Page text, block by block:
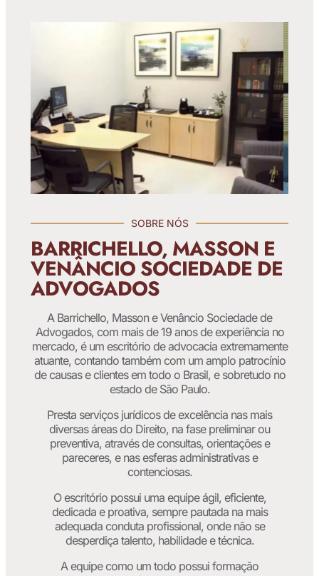
SOBRE NÓS
BARRICHELLO, MASSON E
VENÂNCIO SOCIEDADE DE
ADVOGADOS
A Barrichello, Masson e Venâncio Sociedade de
Advogados, com mais de 19 anos de experiência no
mercado, é um escritório de advocacia extremamente
atuante, contando também com um amplo patrocínio
de causas e clientes em todo o Brasil, e sobretudo no
estado de São Paulo.
Presta serviços jurídicos de excelência nas mais
diversas áreas do Direito, na fase preliminar ou
preventiva, através de consultas, orientações e
pareceres, e nas esferas administrativas e
contenciosas.
O escritório possui uma equipe ágil, eficiente,
dedicada e proativa, sempre pautada na mais
adequada conduta profissional, onde não se
desperdiça talento, habilidade e técnica.
A equipe como um todo possui formação